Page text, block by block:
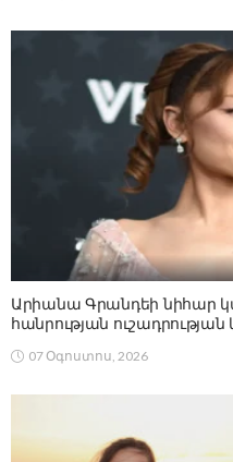
Արիանա Գրանդեի նիհար
հանրության ուշադրության
07 Օգոստոս, 2026